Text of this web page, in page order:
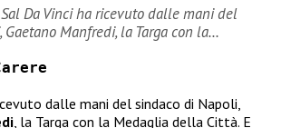
Da Vinci ha ricevuto dalle mani del
Manfredi, la Targa con la…
dalle mani del sindaco di Napoli,
, la Targa con la Medaglia della Città. E